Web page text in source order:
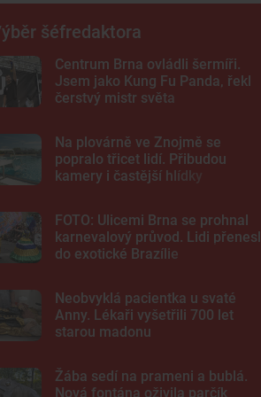
šéfredaktora
Centrum Brna ovládli šermíři.
Jsem jako Kung Fu Panda, řekl
čerstvý mistr světa
Na plovárně ve Znojmě se
popralo třicet lidí. Přibudou
kamery i častější hlídky
FOTO: Ulicemi Brna se prohnal
karnevalový průvod. Lidi přenesl
do exotické Brazílie
Neobvyklá pacientka u svaté
Anny. Lékaři vyšetřili 700 let
starou madonu
Žába sedí na prameni a bublá.
Nová fontána oživila parčík